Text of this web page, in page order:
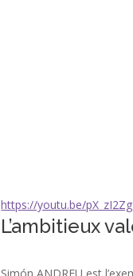
https://youtu.be/
L’ambitieux